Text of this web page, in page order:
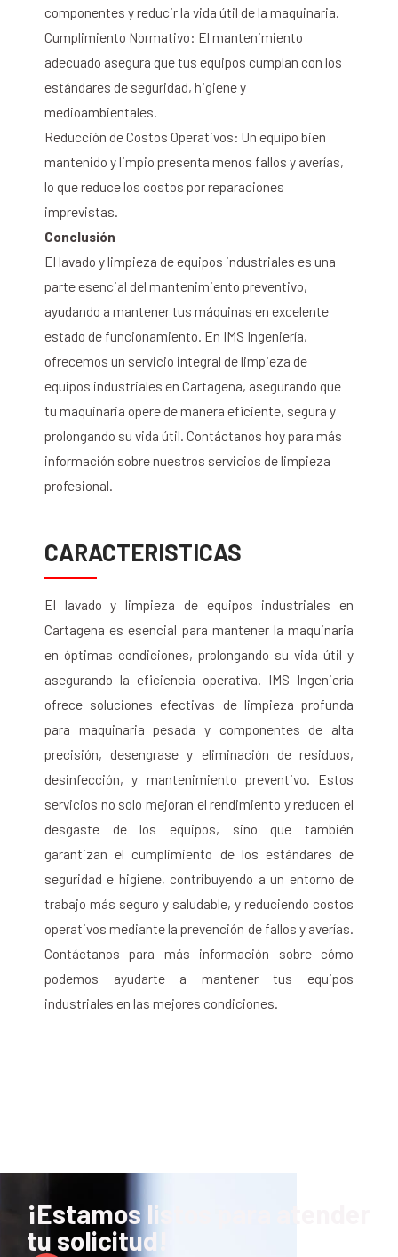
componentes y reducir la vida útil de la maquinaria.
Cumplimiento Normativo: El mantenimiento
adecuado asegura que tus equipos cumplan con los
estándares de seguridad, higiene y
medioambientales.
Reducción de Costos Operativos: Un equipo bien
mantenido y limpio presenta menos fallos y averías,
lo que reduce los costos por reparaciones
imprevistas.
Conclusión
El lavado y limpieza de equipos industriales es una
parte esencial del mantenimiento preventivo,
ayudando a mantener tus máquinas en excelente
estado de funcionamiento. En IMS Ingeniería,
ofrecemos un servicio integral de limpieza de
equipos industriales en Cartagena, asegurando que
tu maquinaria opere de manera eficiente, segura y
prolongando su vida útil. Contáctanos hoy para más
información sobre nuestros servicios de limpieza
profesional.
CARACTERISTICAS
El lavado y limpieza de equipos industriales en
Cartagena es esencial para mantener la maquinaria
en óptimas condiciones, prolongando su vida útil y
asegurando la eficiencia operativa. IMS Ingeniería
ofrece soluciones efectivas de limpieza profunda
para maquinaria pesada y componentes de alta
precisión, desengrase y eliminación de residuos,
desinfección, y mantenimiento preventivo. Estos
servicios no solo mejoran el rendimiento y reducen el
desgaste de los equipos, sino que también
garantizan el cumplimiento de los estándares de
seguridad e higiene, contribuyendo a un entorno de
trabajo más seguro y saludable, y reduciendo costos
operativos mediante la prevención de fallos y averías.
Contáctanos para más información sobre cómo
podemos ayudarte a mantener tus equipos
industriales en las mejores condiciones.
¡Estamos listos para atender
tu solicitud!